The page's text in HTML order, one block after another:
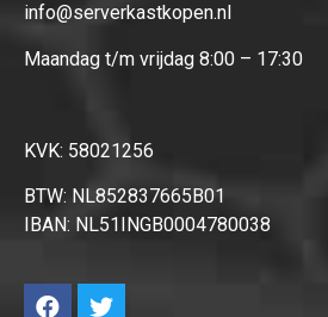
info@serverkastkopen.nl
Maandag t/m vrijdag 8:00 – 17:30
KVK: 58021256
BTW: NL852837665B01
IBAN: NL51INGB0004780038